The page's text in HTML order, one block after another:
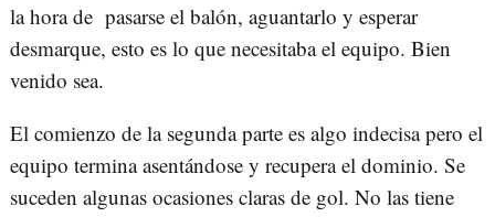
la hora de pasarse el balón, aguantarlo y esperar
desmarque, esto es lo que necesitaba el equipo. Bien
venido sea.
El comienzo de la segunda parte es algo indecisa pero el
equipo termina asentándose y recupera el dominio. Se
suceden algunas ocasiones claras de gol. No las tiene